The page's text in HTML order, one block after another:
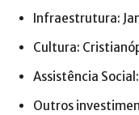
Infraestrutura:
Cultura:
Assistência
Outros